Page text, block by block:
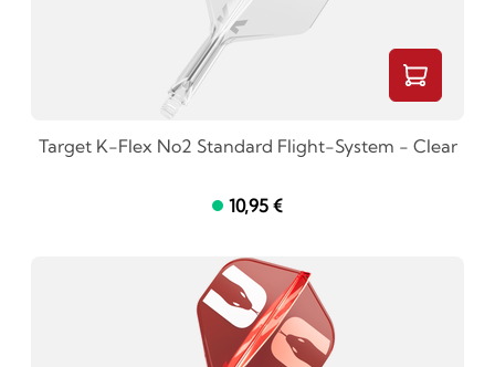
Target K-Flex No2 Standard Flight-System - Clear
10,95 €